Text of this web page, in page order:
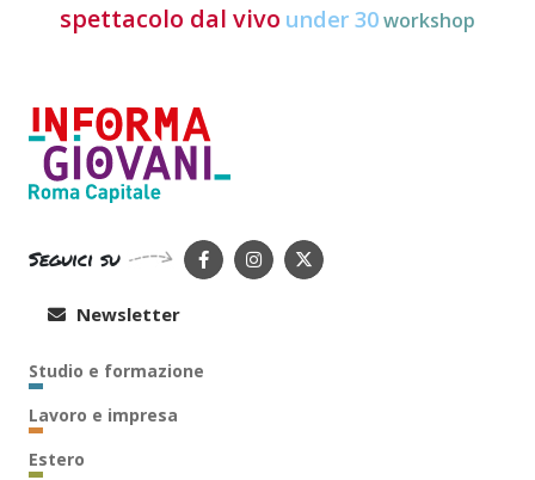
spettacolo dal vivo under 30workshop
Seguici su
Newsletter
Studio e formazione
Lavoro e impresa
Estero